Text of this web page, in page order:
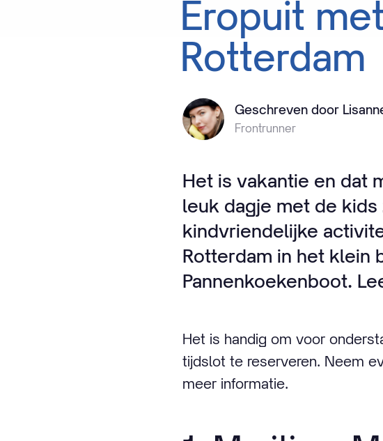
Eropuit met
Rotterdam
Geschreven door
Frontrunner
Het is vakantie en dat
leuk dagje met de
kindvriendelijke
Rotterdam in het klein
Pannenkoekenboot.
Het is handig om voor
tijdslot te reserveren. Neem
meer informatie.